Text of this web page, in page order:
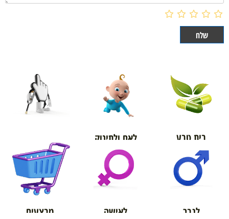
בית טבע לאם ולתינוק
אורטופדיה
לגבר לאישה מבצעים